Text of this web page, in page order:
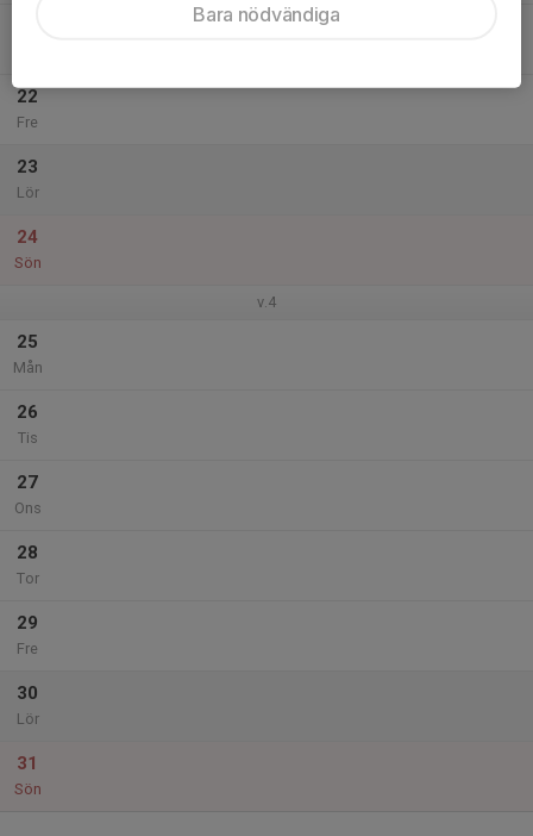
22
Fre
23
Lör
24
Sön
v.4
25
Mån
26
Tis
27
Ons
28
Tor
29
Fre
30
Lör
31
Sön
Bara nödvändiga